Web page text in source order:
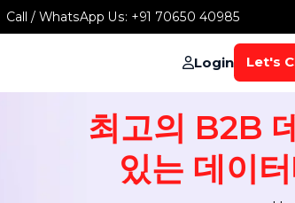
Call / WhatsApp Us:+91 70650 40985
Login
최고의
있는 데